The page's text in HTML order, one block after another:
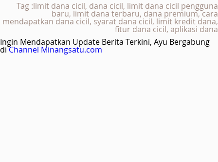
Tag :limit dana cicil, dana cicil, limit dana cicil pengguna
baru, limit dana terbaru, dana premium, cara
mendapatkan dana cicil, syarat dana cicil, limit kredit dana,
fitur dana cicil, aplikasi dana
Ingin Mendapatkan Update Berita Terkini, Ayu Bergabung
diChannel Minangsatu.com